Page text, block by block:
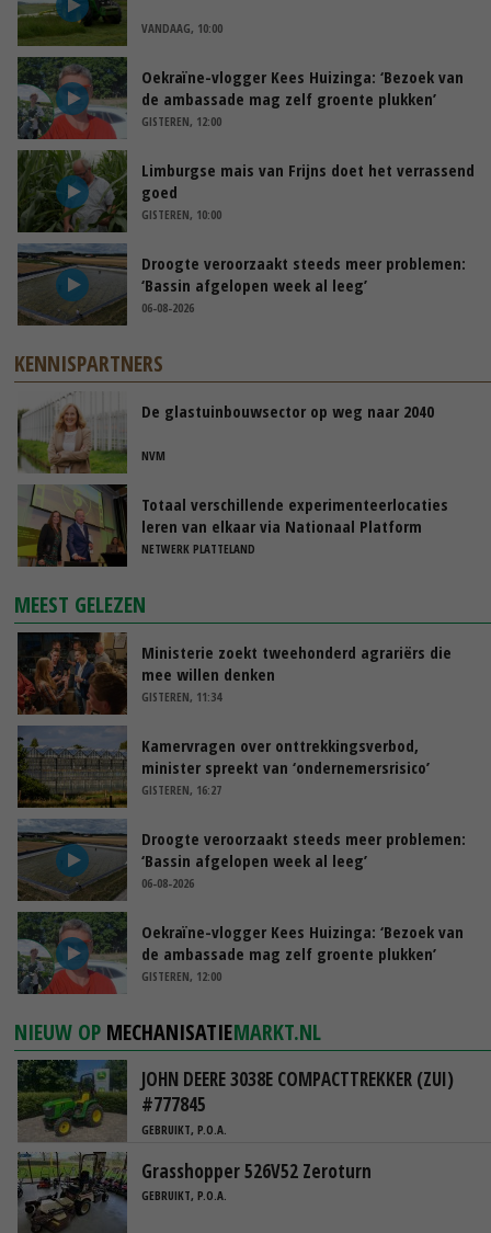
VANDAAG, 10:00
Oekraïne-vlogger Kees Huizinga: ‘Bezoek van
de ambassade mag zelf groente plukken’
GISTEREN, 12:00
Limburgse mais van Frijns doet het verrassend
goed
GISTEREN, 10:00
Droogte veroorzaakt steeds meer problemen:
‘Bassin afgelopen week al leeg’
06-08-2026
KENNISPARTNERS
De glastuinbouwsector op weg naar 2040
NVM
Totaal verschillende experimenteerlocaties
leren van elkaar via Nationaal Platform
NETWERK PLATTELAND
MEEST GELEZEN
Ministerie zoekt tweehonderd agrariërs die
mee willen denken
GISTEREN, 11:34
Kamervragen over onttrekkingsverbod,
minister spreekt van ‘ondernemersrisico’
GISTEREN, 16:27
Droogte veroorzaakt steeds meer problemen:
‘Bassin afgelopen week al leeg’
06-08-2026
Oekraïne-vlogger Kees Huizinga: ‘Bezoek van
de ambassade mag zelf groente plukken’
GISTEREN, 12:00
NIEUW OP MECHANISATIEMARKT.NL
JOHN DEERE 3038E COMPACTTREKKER (ZUI)
#777845
GEBRUIKT, P.O.A.
Grasshopper 526V52 Zeroturn
GEBRUIKT, P.O.A.